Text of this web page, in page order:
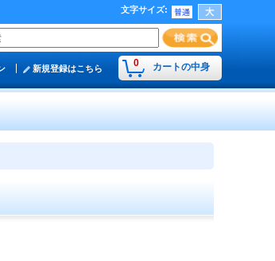
文字サイズ:
0 カートの中身
新規登録はこちら